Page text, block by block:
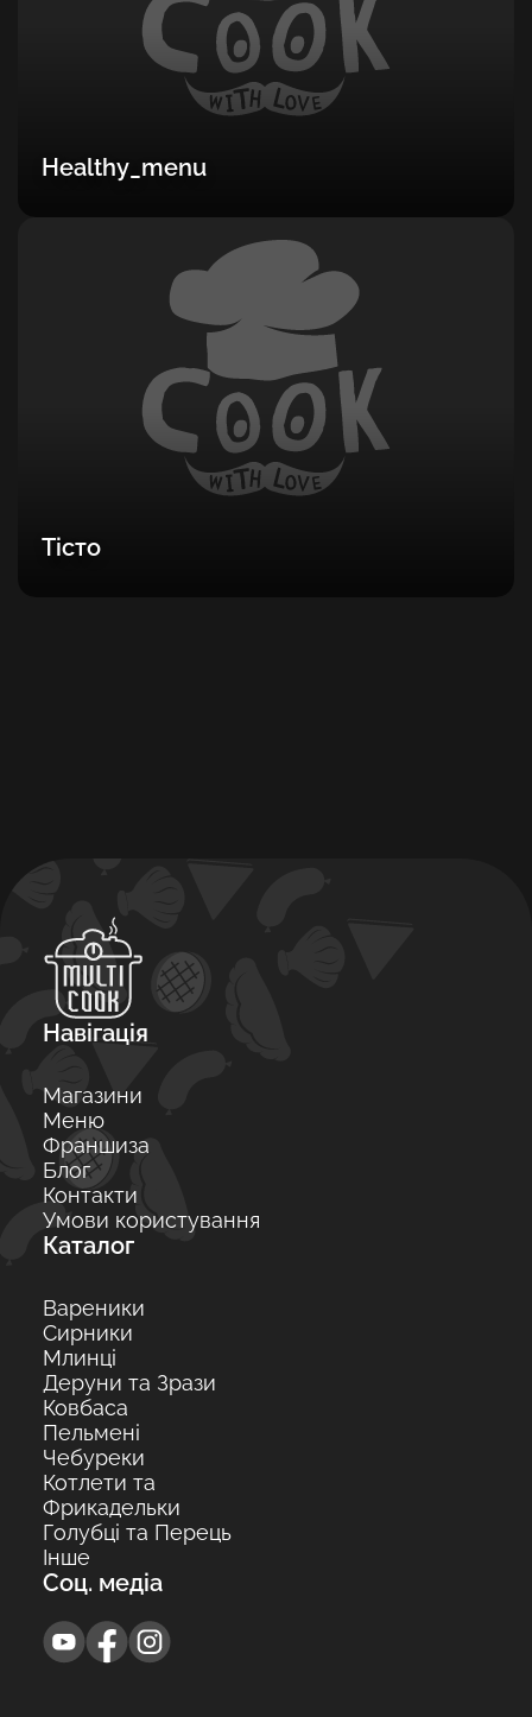
Healthy_menu
Тісто
Навігація
Магазини
Меню
Франшиза
Блог
Контакти
Умови користування
Каталог
Вареники
Сирники
Млинці
Деруни та Зрази
Ковбаса
Пельмені
Чебуреки
Котлети та
Фрикадельки
Голубці та Перець
Інше
Соц. медіа